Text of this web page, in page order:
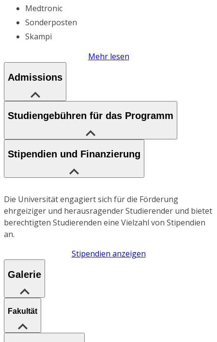
Medtronic
Sonderposten
Skampi
Mehr lesen
Admissions
Studiengebühren für das Programm
Stipendien und Finanzierung
Die Universität engagiert sich für die Förderung
ehrgeiziger und herausragender Studierender und bietet
berechtigten Studierenden eine Vielzahl von Stipendien
an.
Stipendien anzeigen
Galerie
Fakultät